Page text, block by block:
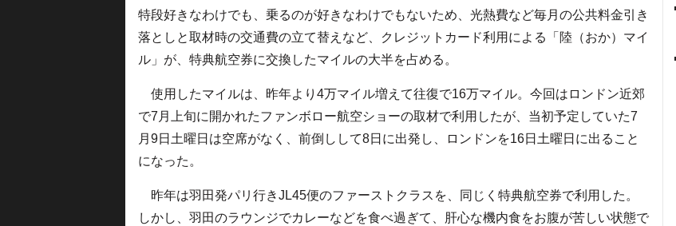
特段好きなわけでも、乗るのが好きなわけでもないため、光熱費など毎月の公共料金引き
落としと取材時の交通費の立て替えなど、クレジットカード利用による「陸（おか）マイ
ル」が、特典航空券に交換したマイルの大半を占める。
使用したマイルは、昨年より4万マイル増えて往復で16万マイル。今回はロンドン近郊
で7月上旬に開かれたファンボロー航空ショーの取材で利用したが、当初予定していた7
月9日土曜日は空席がなく、前倒しして8日に出発し、ロンドンを16日土曜日に出ること
になった。
昨年は羽田発パリ行きJL45便のファーストクラスを、同じく特典航空券で利用した。
しかし、羽田のラウンジでカレーなどを食べ過ぎて、肝心な機内食をお腹が苦しい状態で